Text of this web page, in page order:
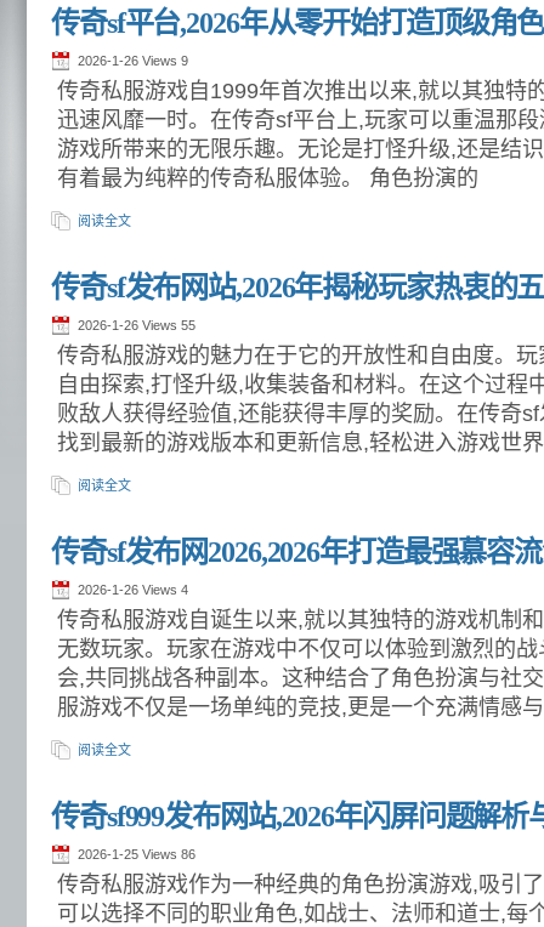
传奇sf平台,2026年从零开始打造顶级角色
2026-1-26 Views 9
传奇私服游戏自1999年首次推出以来,就以其独特
迅速风靡一时。在传奇sf平台上,玩家可以重温那
游戏所带来的无限乐趣。无论是打怪升级,还是结
有着最为纯粹的传奇私服体验。 角色扮演的
阅读全文
传奇sf发布网站,2026年揭秘玩家热衷的
2026-1-26 Views 55
传奇私服游戏的魅力在于它的开放性和自由度。
自由探索,打怪升级,收集装备和材料。在这个过程
败敌人获得经验值,还能获得丰厚的奖励。在传奇
找到最新的游戏版本和更新信息,轻松进入游戏世界
阅读全文
传奇sf发布网2026,2026年打造最强慕容
2026-1-26 Views 4
传奇私服游戏自诞生以来,就以其独特的游戏机制
无数玩家。玩家在游戏中不仅可以体验到激烈的
会,共同挑战各种副本。这种结合了角色扮演与社
服游戏不仅是一场单纯的竞技,更是一个充满情感与
阅读全文
传奇sf999发布网站,2026年闪屏问题解析
2026-1-25 Views 86
传奇私服游戏作为一种经典的角色扮演游戏,吸引
可以选择不同的职业角色,如战士、法师和道士,每